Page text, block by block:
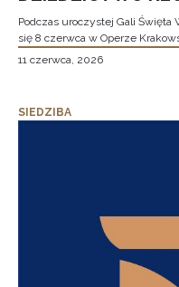
Podczas uroczystej Gali Święta
się 8 czerwca w Operze
11 czerwca, 2026
SIEDZIBA